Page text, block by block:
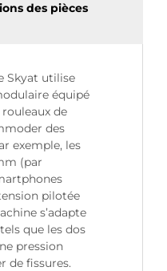
des pièces
Skyat utilise
équipé
de
des
exemple, les
(par
pilotée
s’adapte
que les dos
pression
de fissures.